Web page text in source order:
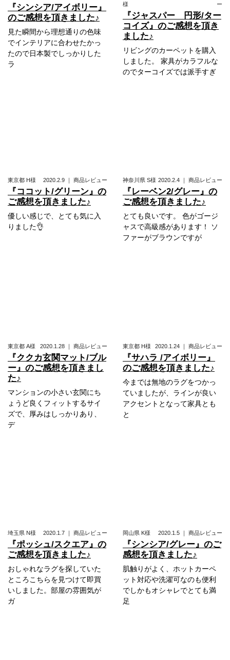
『シンシア/アイボリー』
のご感想を頂きました♪
見た瞬間から理想通りの色味
でインテリアに合わせたかっ
たので日本製でしっかりした
ラ
様
ー
『ジャスパー 円形/ター
コイズ』のご感想を頂き
ました♪
リビングのカーペットを購入
しました。 家具がカラフルな
のでターコイズでは派手すぎ
東京都 H様 2020.2.9 ｜ 商品レビュー
『ココット/グリーン』の
ご感想を頂きました♪
優しい感じで、とても気に入
りました👌
神奈川県 S様 2020.2.4 ｜ 商品レビュー
『レーベン2/グレー』の
ご感想を頂きました♪
とても良いです。 色がゴージ
ャスで高級感があります！ ソ
ファーがブラウンですが
東京都 A様 2020.1.28 ｜ 商品レビュー
『ククカ玄関マット/ブル
ー』のご感想を頂きまし
た♪
マンションの小さい玄関にち
ょうど良くフィットするサイ
ズで、厚みはしっかりあり、
デ
東京都 H様 2020.1.24 ｜ 商品レビュー
『サハラ /アイボリー』
のご感想を頂きました♪
今までは無地のラグをつかっ
ていましたが、ラインが良い
アクセントとなって家具とも
と
埼玉県 N様 2020.1.7 ｜ 商品レビュー
『ポッシュ/スクエア』の
ご感想を頂きました♪
おしゃれなラグを探していた
ところこちらを見つけて即買
いしました。部屋の雰囲気が
ガ
岡山県 K様 2020.1.5 ｜ 商品レビュー
『シンシア/グレー』のご
感想を頂きました♪
肌触りがよく、ホットカーペ
ット対応や洗濯可なのも便利
でしかもオシャレでとても満
足